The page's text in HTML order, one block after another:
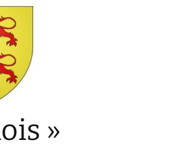
Comté de Sancerre
»